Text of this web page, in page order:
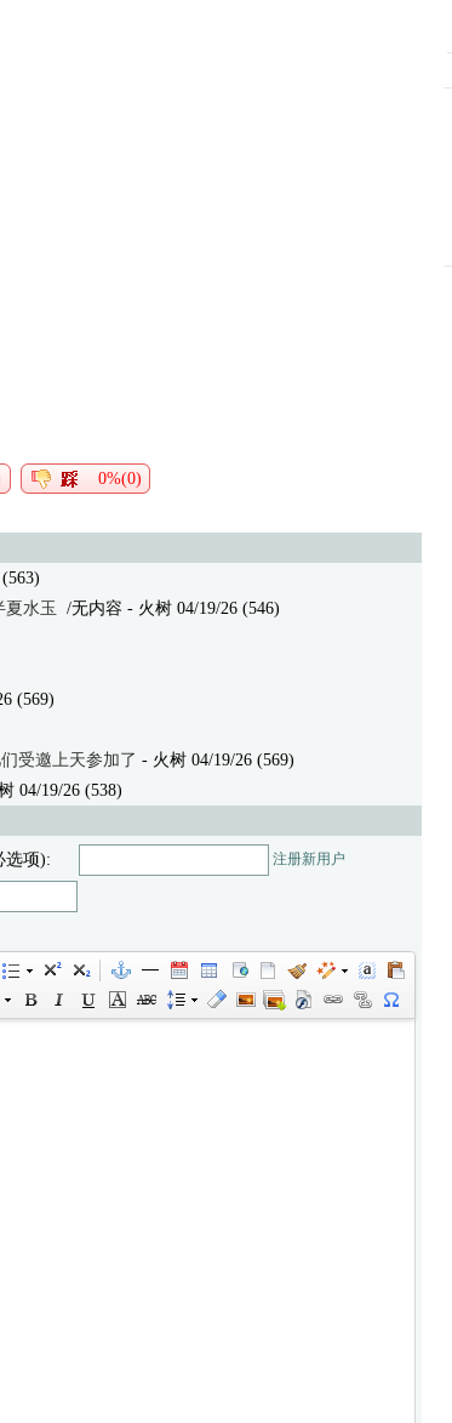
0%(0)
夏水玉
/无内容 - 火树 04/19/26 (546)
(569)
受邀上天参加了 - 火树 04/19/26 (569)
04/19/26 (538)
选项): 注册新用户